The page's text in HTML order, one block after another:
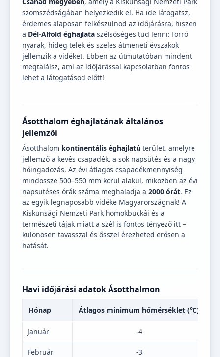
szomszédságában helyezkedik el. Ha ide látogatsz,
érdemes alaposan felkészülnöd az időjárásra, hiszen
a Dél-Alföld éghajlata szélsőséges tud lenni: forró
nyarak, hideg telek és szeles átmeneti évszakok
jellemzik a vidéket. Ebben az útmutatóban mindent
megtalálsz, ami az időjárással kapcsolatban fontos
lehet a látogatásod előtt!
Ásotthalom éghajlatának általános
jellemzői
Ásotthalom kontinentális éghajlatú terület, amelyre
jellemző a kevés csapadék, a sok napsütés és a nagy
hőingadozás. Az évi átlagos csapadékmennyiség
mindössze 500–550 mm körül alakul, miközben az évi
napsütéses órák száma meghaladja a 2000 órát. Ez
az egyik legnaposabb vidéke Magyarországnak! A
Kiskunsági Nemzeti Park homokbuckái és a
természeti tájak miatt a szél is fontos tényező itt –
különösen tavasszal és ősszel érezheted erősen a
hatását.
Havi időjárási adatok Ásotthalmon
Hónap Átlagos minimum hőmérséklet (°C)
Január -4
Február -3